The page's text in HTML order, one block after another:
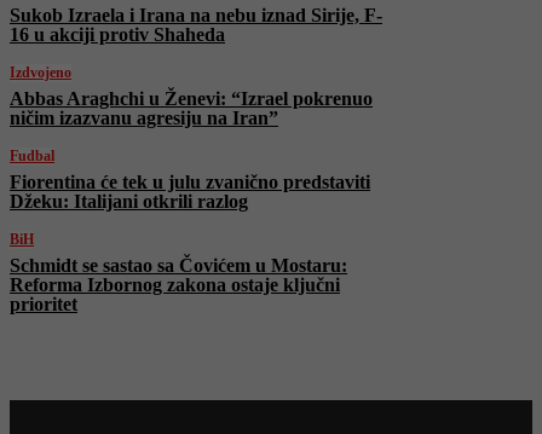
Sukob Izraela i Irana na nebu iznad Sirije, F-
16 u akciji protiv Shaheda
Izdvojeno
Abbas Araghchi u Ženevi: “Izrael pokrenuo
ničim izazvanu agresiju na Iran”
Fudbal
Fiorentina će tek u julu zvanično predstaviti
Džeku: Italijani otkrili razlog
BiH
Schmidt se sastao sa Čovićem u Mostaru:
Reforma Izbornog zakona ostaje ključni
prioritet